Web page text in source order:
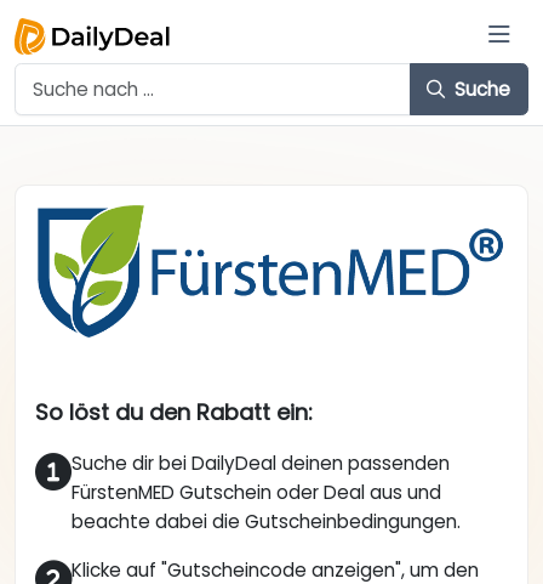
Suche
So löst du den Rabatt ein:
Suche dir bei DailyDeal deinen passenden
FürstenMED Gutschein oder Deal aus und
beachte dabei die Gutscheinbedingungen.
Klicke auf "Gutscheincode anzeigen", um den